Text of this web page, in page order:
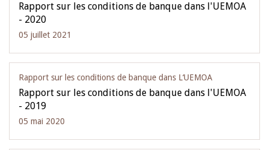
Rapport sur les conditions de banque dans l'UEMOA
- 2020
05 juillet 2021
Rapport sur les conditions de banque dans L‘UEMOA
Rapport sur les conditions de banque dans l'UEMOA
- 2019
05 mai 2020